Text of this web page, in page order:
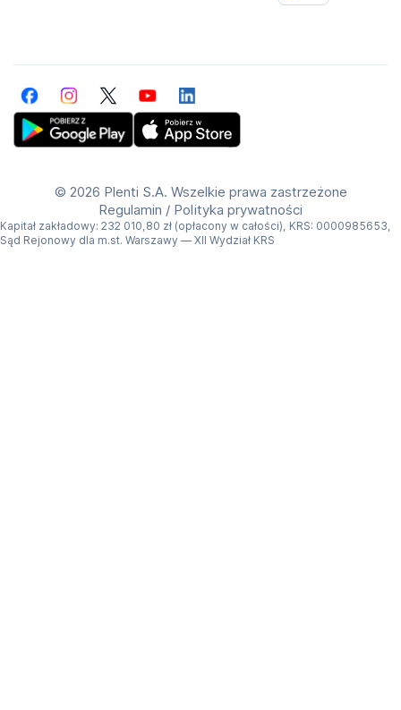
FacebookInstagramTwitterYouTubeLinkedIn
© 2026 Plenti S.A. Wszelkie prawa zastrzeżone
Regulamin / Polityka prywatności
Kapitał zakładowy: 232 010,80 zł (opłacony w całości), KRS: 0000985653,
Sąd Rejonowy dla m.st. Warszawy — XII Wydział KRS